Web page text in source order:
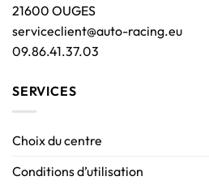
21600 OUGES
serviceclient@auto-racing.eu
09.86.41.37.03
SERVICES
Choix du centre
Conditions d’utilisation